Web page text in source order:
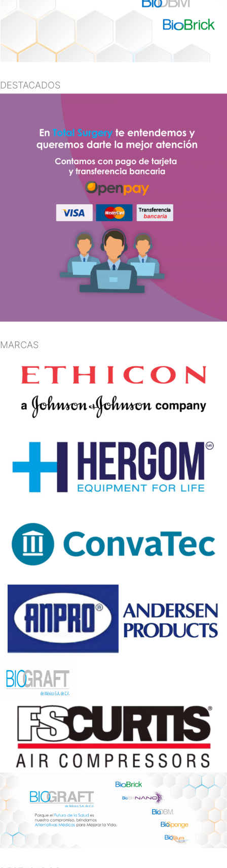
DESTACADOS
MARCAS